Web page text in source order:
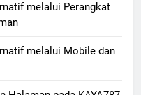
melalui Perangkat
melalui Mobile dan